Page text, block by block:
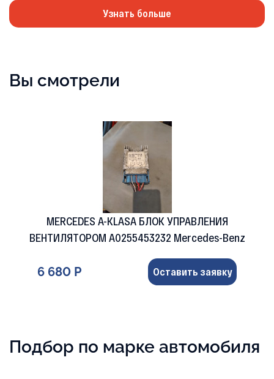
Узнать больше
Вы смотрели
MERCEDES A-KLASA БЛОК УПРАВЛЕНИЯ
ВЕНТИЛЯТОРОМ A0255453232 Mercedes-Benz
6 680 Р Оставить заявку
Подбор по марке автомобиля